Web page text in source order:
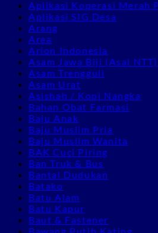
Aplikasi Koperasi Merah
Aplikasi SIG Desa
Arang
Area
Arion Indonesia
Asam Jawa Biji (Asal NTT)
Asam Trengguli
Asam Urat
Asishah / Kopi Nangka
Bahan Obat Farmasi
Baju Anak
Baju Muslim Pria
Baju Muslim Wanita
BAK Cuci Piring
Ban Truk & Bus
Bantal Dudukan
Batako
Batu Alam
Batu Kapur
Baut & Fastener